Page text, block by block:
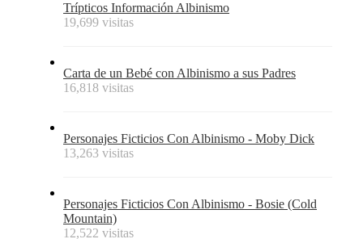
Trípticos Información Albinismo
19,699 visitas
Carta de un Bebé con Albinismo a sus Padres
16,818 visitas
Personajes Ficticios Con Albinismo - Moby Dick
13,263 visitas
Personajes Ficticios Con Albinismo - Bosie (Cold
Mountain)
12,522 visitas